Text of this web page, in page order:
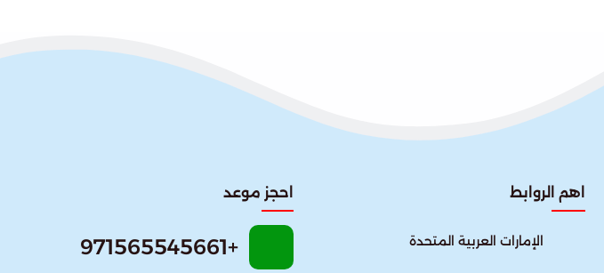
اهم الروابط
الإمارات العربية المتحدة​
احجز موعد
+971565545661